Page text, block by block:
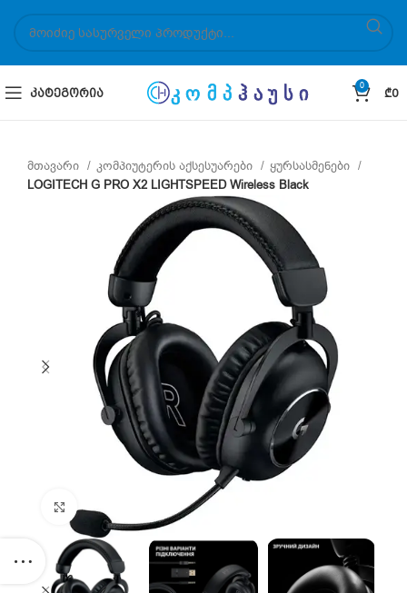
ᲙᲐᲢᲔᲒᲝᲠᲘᲐ
0
₾0
მთავარი კომპიუტერის აქსესუარები
ყურსასმენები
LOGITECH G PRO X2 LIGHTSPEED Wireless Black
Click to enlarge